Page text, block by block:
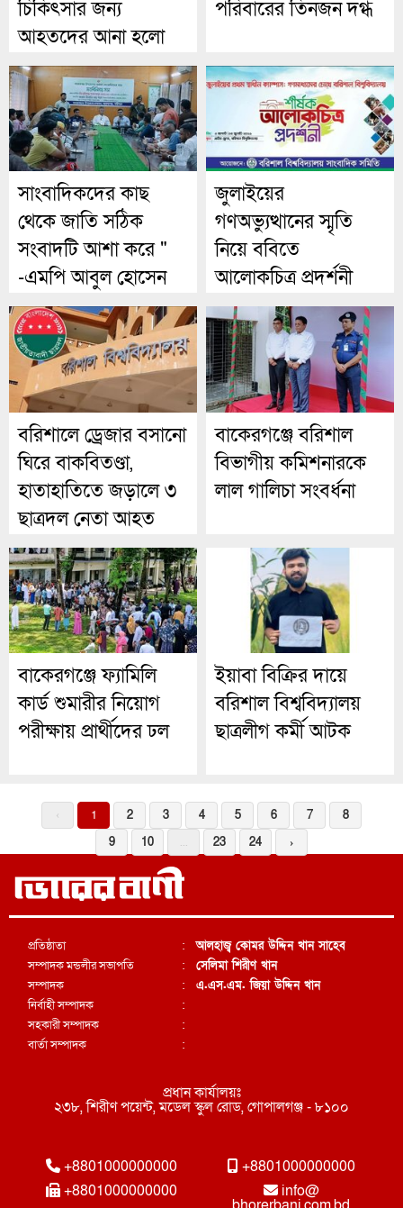
চিকিৎসার জন্য
আহতদের আনা হলো
ঢাকায়
পরিবারের তিনজন দগ্ধ
সাংবাদিকদের কাছ
থেকে জাতি সঠিক
সংবাদটি আশা করে "
-এমপি আবুল হোসেন
খান
জুলাইয়ের
গণঅভ্যুত্থানের স্মৃতি
নিয়ে ববিতে
আলোকচিত্র প্রদর্শনী
আগামীকাল
বরিশালে ড্রেজার বসানো
ঘিরে বাকবিতণ্ডা,
হাতাহাতিতে জড়ালে ৩
ছাত্রদল নেতা আহত
বাকেরগঞ্জে বরিশাল
বিভাগীয় কমিশনারকে
লাল গালিচা সংবর্ধনা
বাকেরগঞ্জে ফ্যামিলি
কার্ড শুমারীর নিয়োগ
পরীক্ষায় প্রার্থীদের ঢল
ইয়াবা বিক্রির দায়ে
বরিশাল বিশ্ববিদ্যালয়
ছাত্রলীগ কর্মী আটক
‹ 1 2 3 4 5 6 7
8
9
10 ... 23 24 ›
প্রতিষ্ঠাতা
সম্পাদক মন্ডলীর সভাপতি
সম্পাদক
নির্বাহী সম্পাদক
সহকারী সম্পাদক
বার্তা সম্পাদক
:
:
:
:
:
:
আলহাজ্ব কোমর উদ্দিন খান সাহেব
সেলিমা শিরীণ খান
এ.এস.এম. জিয়া উদ্দিন খান
প্রধান কার্যালয়ঃ
২৩৮, শিরীণ পয়েন্ট, মডেল স্কুল রোড, গোপালগঞ্জ - ৮১০০
+8801000000000
+8801000000000
+8801000000000
info@